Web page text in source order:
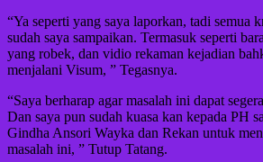
“Ya seperti yang saya laporkan, tadi semua
sudah saya sampaikan. Termasuk seperti
yang robek, dan vidio rekaman kejadian
menjalani Visum, ” Tegasnya.
“Saya berharap agar masalah ini dapat
Dan saya pun sudah kuasa kan kepada PH
Gindha Ansori Wayka dan Rekan untuk
masalah ini, ” Tutup Tatang.